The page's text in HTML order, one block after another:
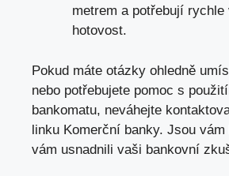
metrem a potřebují rychle
hotovost.
Pokud máte otázky ohledně
nebo potřebujete pomoc s
bankomatu, neváhejte
linku Komerční banky. Jsou
vám usnadnili vaši bankovní